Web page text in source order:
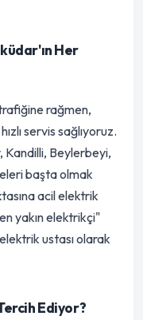
Her
rağmen,
servis sağlıyoruz.
Kandilli, Beylerbeyi,
başta olmak
acil elektrik
yakın elektrikçi"
ustası olarak
Ediyor?